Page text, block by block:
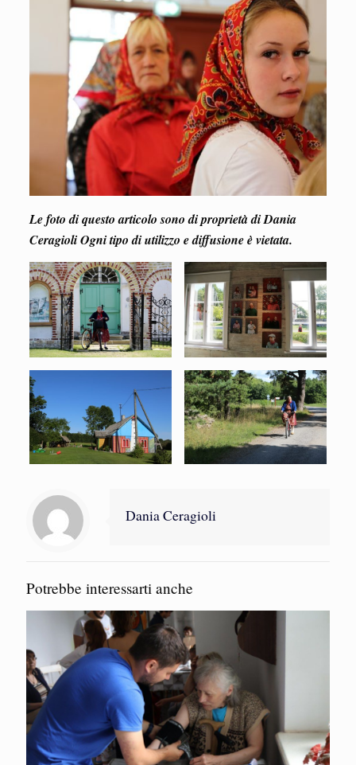
Le foto di questo articolo sono di proprietà di Dania
Ceragioli Ogni tipo di utilizzo e diffusione è vietata.
Dania Ceragioli
Potrebbe interessarti anche